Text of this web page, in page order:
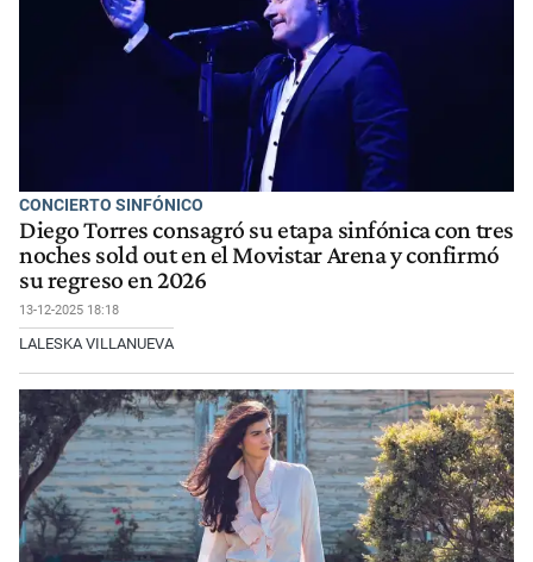
CONCIERTO SINFÓNICO
Diego Torres consagró su etapa sinfónica con tres
noches sold out en el Movistar Arena y confirmó
su regreso en 2026
13-12-2025 18:18
LALESKA VILLANUEVA